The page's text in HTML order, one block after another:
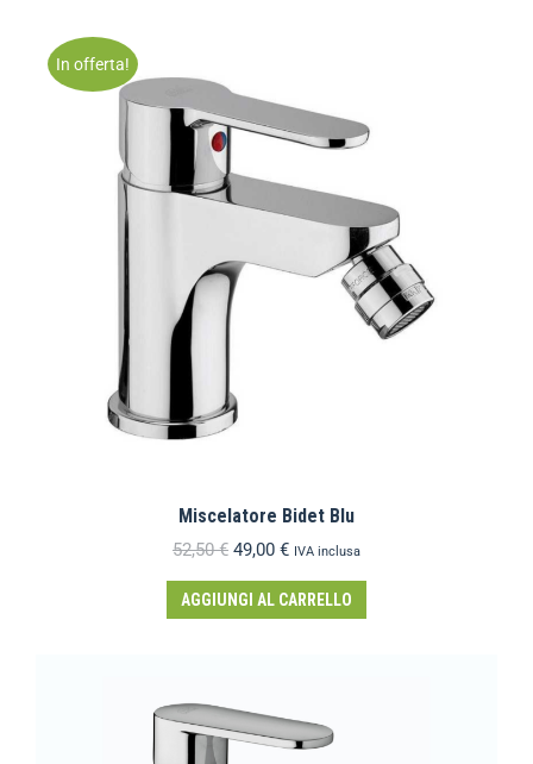
In offerta!
Miscelatore Bidet Blu
52,50€ 49,00 € IVA inclusa
AGGIUNGI AL CARRELLO